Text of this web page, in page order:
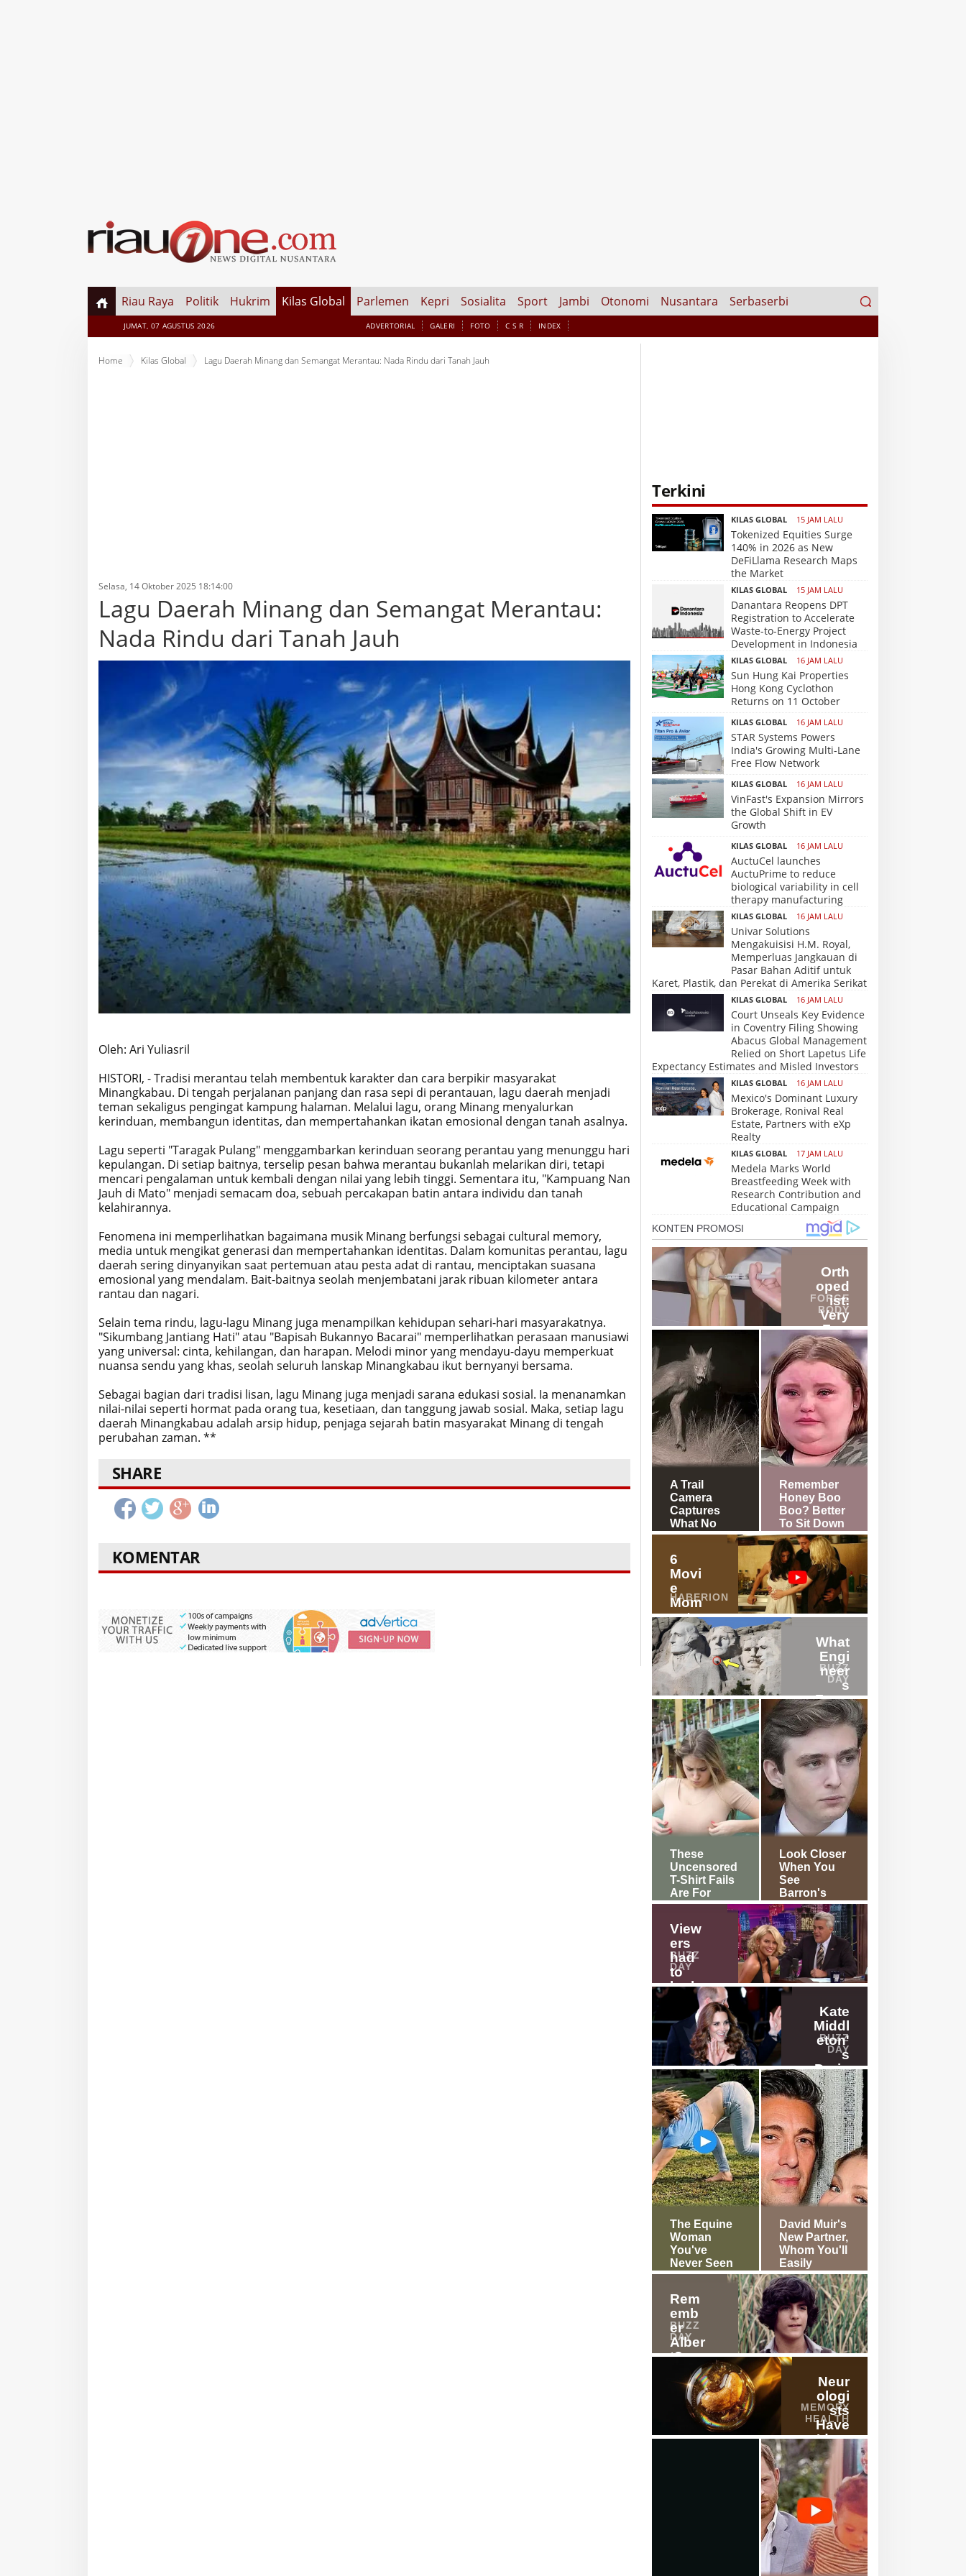
Riau Raya Politik Hukrim Kilas Global Parlemen Kepri Sosialita Sport Jambi Otonomi Nusantara Serbaserbi
Search
for:
JUMAT, 07 AGUSTUS 2026 ADVERTORIAL GALERI FOTO C S R INDEX
Home Kilas Global Lagu Daerah Minang dan Semangat Merantau: Nada Rindu dari Tanah Jauh
Selasa, 14 Oktober 2025 18:14:00
Lagu Daerah Minang dan Semangat Merantau:
Nada Rindu dari Tanah Jauh
Oleh: Ari Yuliasril
HISTORI, - Tradisi merantau telah membentuk karakter dan cara berpikir masyarakat
Minangkabau. Di tengah perjalanan panjang dan rasa sepi di perantauan, lagu daerah menjadi
teman sekaligus pengingat kampung halaman. Melalui lagu, orang Minang menyalurkan
kerinduan, membangun identitas, dan mempertahankan ikatan emosional dengan tanah asalnya.
Lagu seperti "Taragak Pulang" menggambarkan kerinduan seorang perantau yang menunggu hari
kepulangan. Di setiap baitnya, terselip pesan bahwa merantau bukanlah melarikan diri, tetapi
mencari pengalaman untuk kembali dengan nilai yang lebih tinggi. Sementara itu, "Kampuang Nan
Jauh di Mato" menjadi semacam doa, sebuah percakapan batin antara individu dan tanah
kelahirannya.
Fenomena ini memperlihatkan bagaimana musik Minang berfungsi sebagai cultural memory,
media untuk mengikat generasi dan mempertahankan identitas. Dalam komunitas perantau, lagu
daerah sering dinyanyikan saat pertemuan atau pesta adat di rantau, menciptakan suasana
emosional yang mendalam. Bait-baitnya seolah menjembatani jarak ribuan kilometer antara
rantau dan nagari.
Selain tema rindu, lagu-lagu Minang juga menampilkan kehidupan sehari-hari masyarakatnya.
"Sikumbang Jantiang Hati" atau "Bapisah Bukannyo Bacarai" memperlihatkan perasaan manusiawi
yang universal: cinta, kehilangan, dan harapan. Melodi minor yang mendayu-dayu memperkuat
nuansa sendu yang khas, seolah seluruh lanskap Minangkabau ikut bernyanyi bersama.
Sebagai bagian dari tradisi lisan, lagu Minang juga menjadi sarana edukasi sosial. Ia menanamkan
nilai-nilai seperti hormat pada orang tua, kesetiaan, dan tanggung jawab sosial. Maka, setiap lagu
daerah Minangkabau adalah arsip hidup, penjaga sejarah batin masyarakat Minang di tengah
perubahan zaman. **
SHARE
KOMENTAR
Terkini
KILAS GLOBAL 15 JAM LALU
Tokenized Equities Surge
140% in 2026 as New
DeFiLlama Research Maps
the Market
KILAS GLOBAL 15 JAM LALU
Danantara Reopens DPT
Registration to Accelerate
Waste-to-Energy Project
Development in Indonesia
KILAS GLOBAL 16 JAM LALU
Sun Hung Kai Properties
Hong Kong Cyclothon
Returns on 11 October
KILAS GLOBAL 16 JAM LALU
STAR Systems Powers
India's Growing Multi-Lane
Free Flow Network
KILAS GLOBAL 16 JAM LALU
VinFast's Expansion Mirrors
the Global Shift in EV
Growth
KILAS GLOBAL 16 JAM LALU
AuctuCel launches
AuctuPrime to reduce
biological variability in cell
therapy manufacturing
KILAS GLOBAL 16 JAM LALU
Univar Solutions
Mengakuisisi H.M. Royal,
Memperluas Jangkauan di
Pasar Bahan Aditif untuk
Karet, Plastik, dan Perekat di Amerika Serikat
KILAS GLOBAL 16 JAM LALU
Court Unseals Key Evidence
in Coventry Filing Showing
Abacus Global Management
Relied on Short Lapetus Life
Expectancy Estimates and Misled Investors
KILAS GLOBAL 16 JAM LALU
Mexico's Dominant Luxury
Brokerage, Ronival Real
Estate, Partners with eXp
Realty
KILAS GLOBAL 17 JAM LALU
Medela Marks World
Breastfeeding Week with
Research Contribution and
Educational Campaign